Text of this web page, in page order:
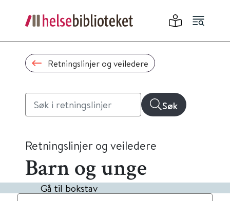
Retningslinjer og veiledere
Søk
Retningslinjer og veiledere
Barn og unge
Gå til bokstav